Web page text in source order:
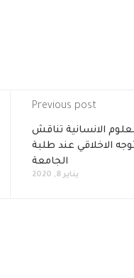
Previous post
الانسانية تناقش
الاخلاقي عند طلبة
الجامعة
يناير 8, 2020